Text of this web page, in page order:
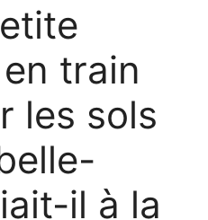
train
les sols
il à la